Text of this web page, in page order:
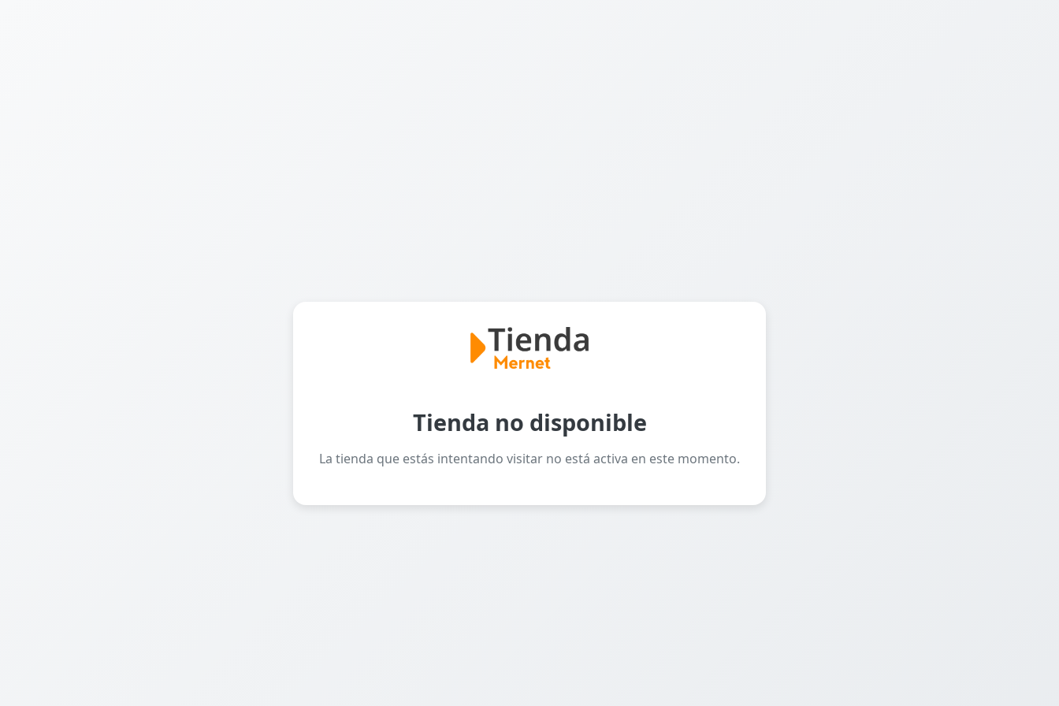
Tienda no disponible
La tienda que estás intentando visitar no está activa en este momento.